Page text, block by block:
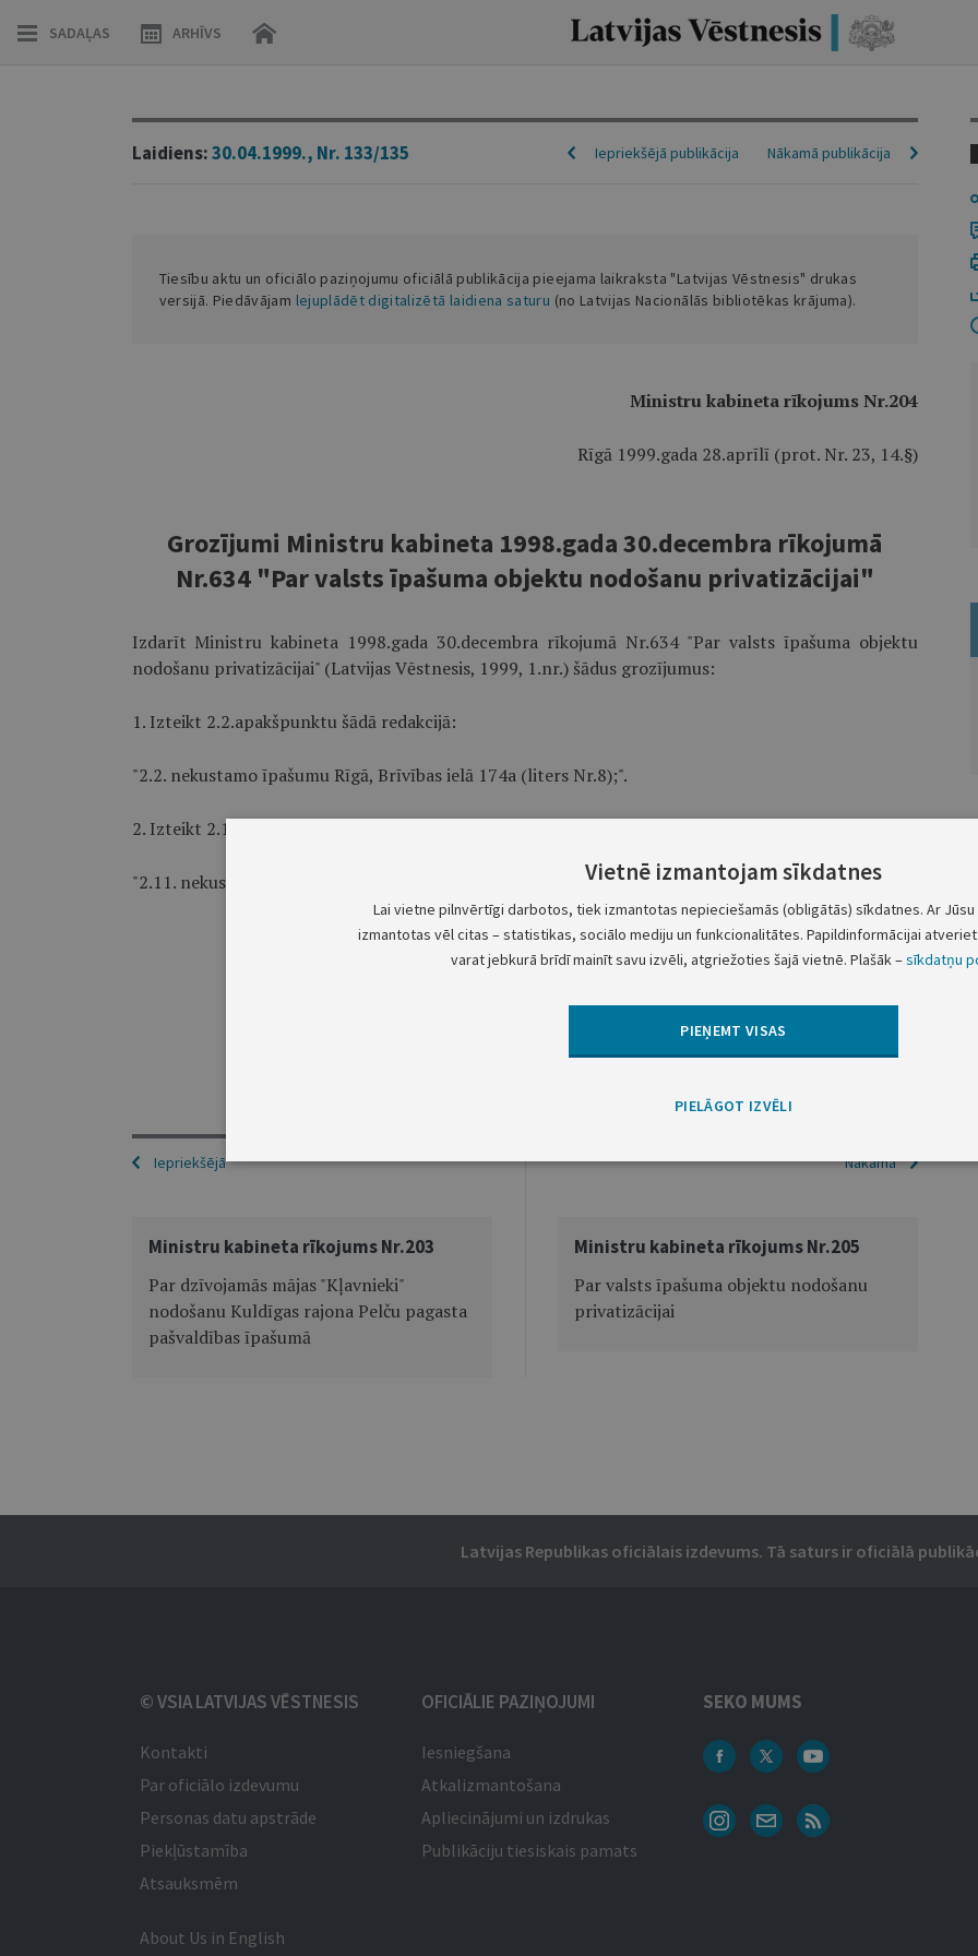
SADAĻAS ARHĪVS
Laidiens:30.04.1999., Nr. 133/135 Nākamā publikācija
Iepriekšējā publikācija
Tiesību aktu un oficiālo paziņojumu oficiālā publikācija pieejama laikraksta "Latvijas Vēstnesis" drukas
versijā. Piedāvājam lejuplādēt digitalizētā laidiena saturu (no Latvijas Nacionālās bibliotēkas krājuma).
Ministru kabineta rīkojums Nr.204
Rīgā 1999.gada 28.aprīlī (prot. Nr. 23, 14.§)
Grozījumi Ministru kabineta 1998.gada 30.decembra rīkojumā
Nr.634 "Par valsts īpašuma objektu nodošanu privatizācijai"
Izdarīt Ministru kabineta 1998.gada 30.decembra rīkojumā Nr.634 "Par valsts īpašuma objektu
nodošanu privatizācijai" (Latvijas Vēstnesis, 1999, 1.nr.) šādus grozījumus:
1. Izteikt 2.2.apakšpunktu šādā redakcijā:
"2.2. nekustamo īpašumu Rīgā, Brīvības ielā 174a (liters Nr.8);".
2. Izteikt 2.11.apakšpunktu šādā redakcijā:
"2.11. nekustamo īpašumu Liepājā, Pasta ielā 3/ Radio ielā 17;".
Ekonomikas ministrs A.Šlesers
Iepriekšējā Nākamā
Ministru kabineta rīkojums Nr.203
Par dzīvojamās mājas "Kļavnieki"
nodošanu Kuldīgas rajona Pelču pagasta
pašvaldības īpašumā
Ministru kabineta rīkojums Nr.205
Par valsts īpašuma objektu nodošanu
privatizācijai
Latvijas Republikas oficiālais izdevums. Tā saturs ir oficiālā
© VSIA LATVIJAS VĒSTNESIS
Kontakti
Par oficiālo izdevumu
Personas datu apstrāde
Piekļūstamība
Atsauksmēm
About Us in English
OFICIĀLIE PAZIŅOJUMI
Iesniegšana
Atkalizmantošana
Apliecinājumi un izdrukas
Publikāciju tiesiskais pamats
SEKO MUMS
Vietnē izmantojam sīkdatnes
Lai vietne pilnvērtīgi darbotos, tiek izmantotas nepieciešamās (obligātās) sīkdatnes. Ar
izmantotas vēl citas – statistikas, sociālo mediju un funkcionalitātes. Papildinformācijai
varat jebkurā brīdī mainīt savu izvēli, atgriežoties šajā vietnē. Plašāk –sīkdatņu
PIEŅEMT VISAS
PIELĀGOT IZVĒLI